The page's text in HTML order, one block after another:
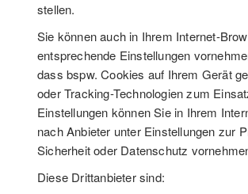
stellen.
Sie können auch in Ihrem Internet-
entsprechende Einstellungen
dass bspw. Cookies auf Ihrem Gerät
oder Tracking-Technologien zum
Einstellungen können Sie in Ihrem
nach Anbieter unter Einstellungen zur
Sicherheit oder Datenschutz
Diese Drittanbieter sind: